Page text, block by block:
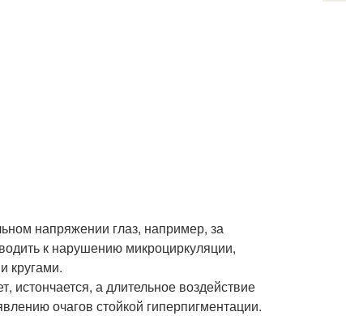
напряжении глаз, например, за
к нарушению микроциркуляции,
кругами.
истончается, а длительное воздействие
очагов стойкой гиперпигментации.